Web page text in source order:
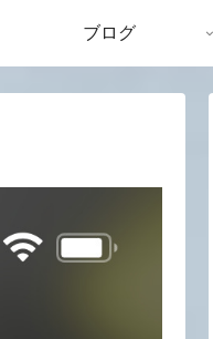
ブログ